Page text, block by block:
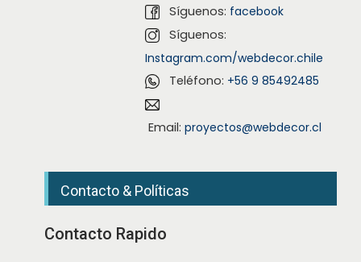
Síguenos: facebook
Síguenos:
Instagram.com/webdecor.chile
Teléfono: +56 9 85492485
Email: proyectos@webdecor.cl
Contacto & Políticas
Contacto Rapido